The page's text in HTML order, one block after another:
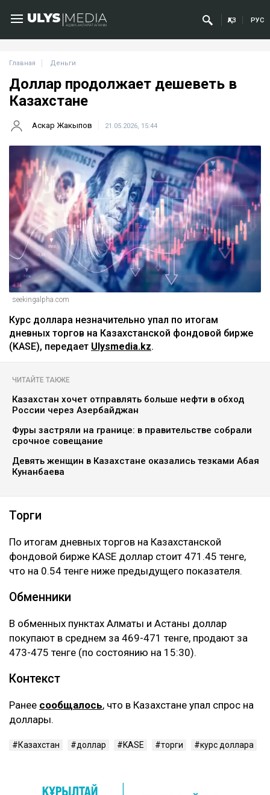
ҚАЗ РУС
Главная Деньги
Доллар продолжает дешеветь в
Казахстане
Аскар Жакыпов 21.05.2026, 15:44
seekingalpha.com
Курс доллара незначительно упал по итогам
дневных торгов на Казахстанской фондовой бирже
(KASE), передает Ulysmedia.kz.
ЧИТАЙТЕ ТАКЖЕ
Казахстан хочет отправлять больше нефти в обход
России через Азербайджан
Фуры застряли на границе: в правительстве собрали
срочное совещание
Девять женщин в Казахстане оказались тезками Абая
Кунанбаева
Торги ‎
По итогам дневных торгов на Казахстанской
фондовой бирже KASE доллар стоит 471.45 тенге,
что на 0.54 тенге ниже предыдущего показателя. ‎
Обменники ‎
В обменных пунктах Алматы и Астаны доллар
покупают в среднем за 469-471 тенге, продают за
473-475 тенге (по состоянию на 15:30).
Контекст
Ранее сообщалось, что в Казахстане упал спрос на
доллары.
Казахстан доллар KASE торги курс доллара